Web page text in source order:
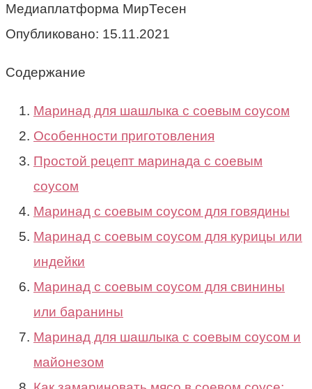
Медиаплатформа МирТесен
Опубликовано: 15.11.2021
Содержание
Маринад для шашлыка с соевым соусом
Особенности приготовления
Простой рецепт маринада с соевым
соусом
Маринад с соевым соусом для говядины
Маринад с соевым соусом для курицы или
индейки
Маринад с соевым соусом для свинины
или баранины
Маринад для шашлыка с соевым соусом и
майонезом